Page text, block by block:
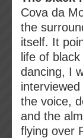
Cova da
the
itself. It
life of
dancing, I
the voice,
and the
flying over